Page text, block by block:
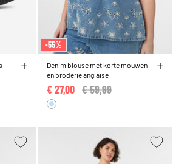
-55%
Denim blouse met korte mouwen
en broderie anglaise
Price reduced from
€ 59,99
€ 27,00